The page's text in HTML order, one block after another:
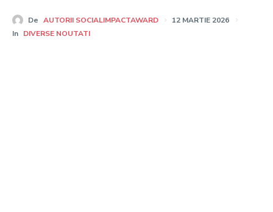
De AUTORII SOCIALIMPACTAWARD
12 MARTIE 2026
In DIVERSE NOUTATI